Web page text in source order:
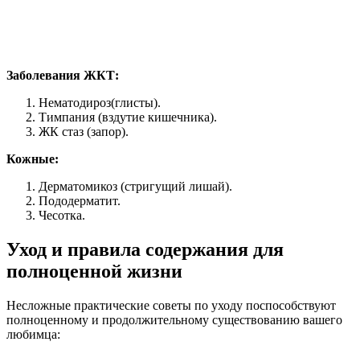
Заболевания ЖКТ:
Нематодироз(глисты).
Тимпания (вздутие кишечника).
ЖК стаз (запор).
Кожные:
Дерматомикоз (стригущий лишай).
Пододерматит.
Чесотка.
Уход и правила содержания для
полноценной жизни
Несложные практические советы по уходу поспособствуют
полноценному и продолжительному существованию вашего
любимца: